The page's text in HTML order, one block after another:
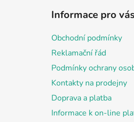
Informace pro vás
Obchodní podmínky
Reklamační řád
Podmínky ochrany
Kontakty na prodejny
Doprava a platba
Informace k on-line